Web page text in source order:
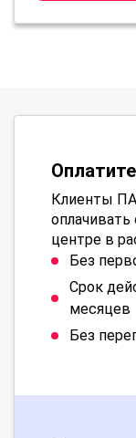
Клиенты
центре в
Без
Срок
месяцев
Без